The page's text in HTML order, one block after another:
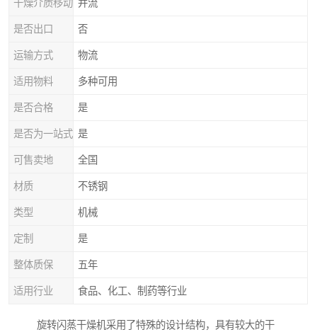
干燥介质移动 并流
是否出口 否
运输方式 物流
适用物料 多种可用
是否合格 是
是否为一站式 是
可售卖地 全国
材质 不锈钢
类型 机械
定制 是
整体质保 五年
适用行业 食品、化工、制药等行业
旋转闪蒸干燥机采用了特殊的设计结构，具有较大的干